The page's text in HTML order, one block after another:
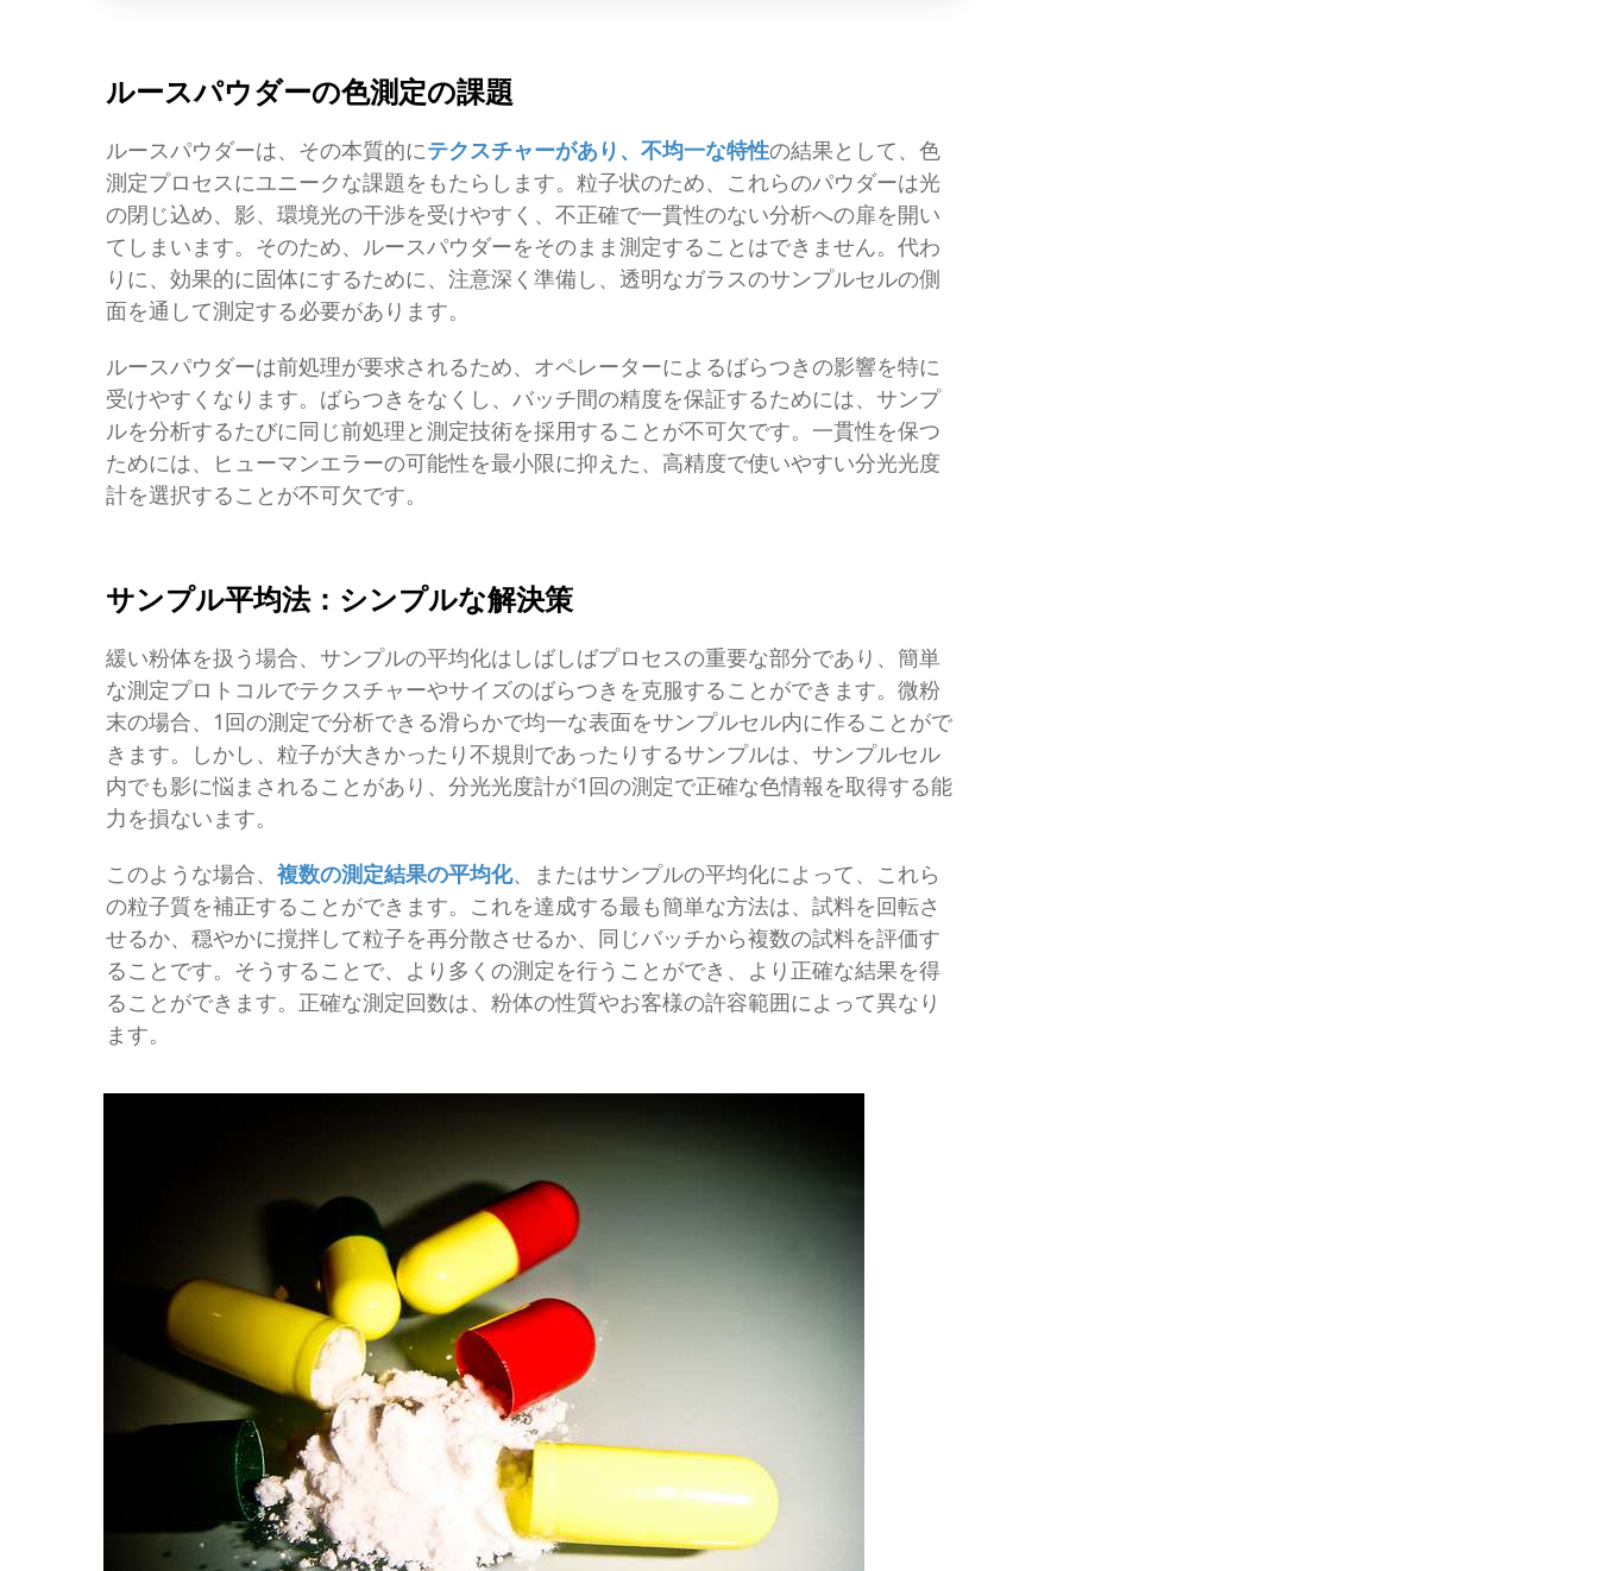
ルースパウダーの色測定の課題
ルースパウダーは、その本質的にテクスチャーがあり、不均一な特性の結果として、色
測定プロセスにユニークな課題をもたらします。粒子状のため、これらのパウダーは光
の閉じ込め、影、環境光の干渉を受けやすく、不正確で一貫性のない分析への扉を開い
てしまいます。そのため、ルースパウダーをそのまま測定することはできません。代わ
りに、効果的に固体にするために、注意深く準備し、透明なガラスのサンプルセルの側
面を通して測定する必要があります。
ルースパウダーは前処理が要求されるため、オペレーターによるばらつきの影響を特に
受けやすくなります。ばらつきをなくし、バッチ間の精度を保証するためには、サンプ
ルを分析するたびに同じ前処理と測定技術を採用することが不可欠です。一貫性を保つ
ためには、ヒューマンエラーの可能性を最小限に抑えた、高精度で使いやすい分光光度
計を選択することが不可欠です。
サンプル平均法：シンプルな解決策
緩い粉体を扱う場合、サンプルの平均化はしばしばプロセスの重要な部分であり、簡単
な測定プロトコルでテクスチャーやサイズのばらつきを克服することができます。微粉
末の場合、1回の測定で分析できる滑らかで均一な表面をサンプルセル内に作ることがで
きます。しかし、粒子が大きかったり不規則であったりするサンプルは、サンプルセル
内でも影に悩まされることがあり、分光光度計が1回の測定で正確な色情報を取得する能
力を損ないます。
このような場合、 複数の測定結果の平均化、またはサンプルの平均化によって、これら
の粒子質を補正することができます。これを達成する最も簡単な方法は、試料を回転さ
せるか、穏やかに撹拌して粒子を再分散させるか、同じバッチから複数の試料を評価す
ることです。そうすることで、より多くの測定を行うことができ、より正確な結果を得
ることができます。正確な測定回数は、粉体の性質やお客様の許容範囲によって異なり
ます。